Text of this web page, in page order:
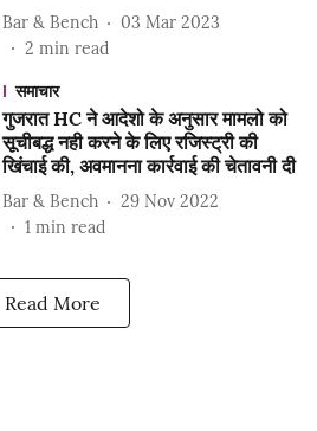
Bar & Bench
03 Mar 2023
2 min read
समाचार
गुजरात HC ने आदेशो के अनुसार मामलो को
सूचीबद्ध नही करने के लिए रजिस्ट्री की
खिंचाई की, अवमानना कार्रवाई ​​की चेतावनी दी
Bar & Bench
29 Nov 2022
1 min read
Read More